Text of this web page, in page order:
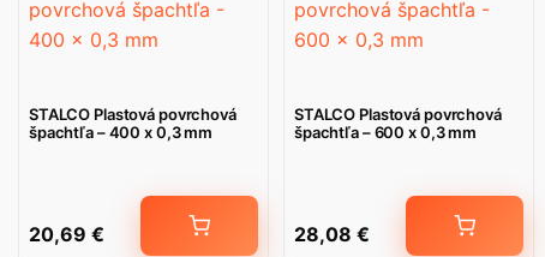
STALCO Plastová povrchová
špachtľa – 400 x 0,3 mm
20,69 €
STALCO Plastová povrchová
špachtľa – 600 x 0,3 mm
28,08 €